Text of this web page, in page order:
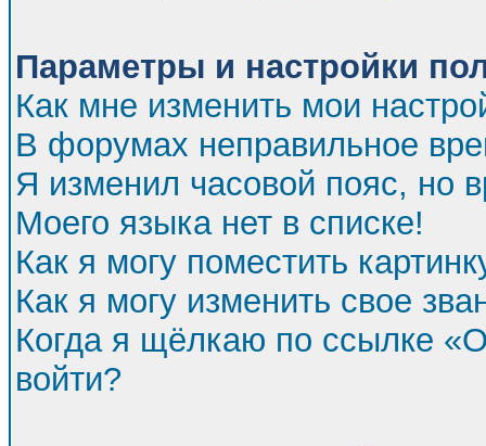
Параметры и настройки
Как мне изменить мои
В форумах неправильное
Я изменил часовой пояс, но
Моего языка нет в списке!
Как я могу поместить
Как я могу изменить свое
Когда я щёлкаю по ссылке
войти?